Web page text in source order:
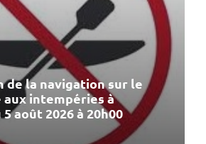
la navigation sur le
intempéries à
août 2026 à 20h00